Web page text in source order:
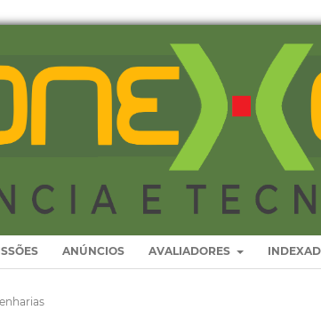
ANÚNCIOS AVALIADORES